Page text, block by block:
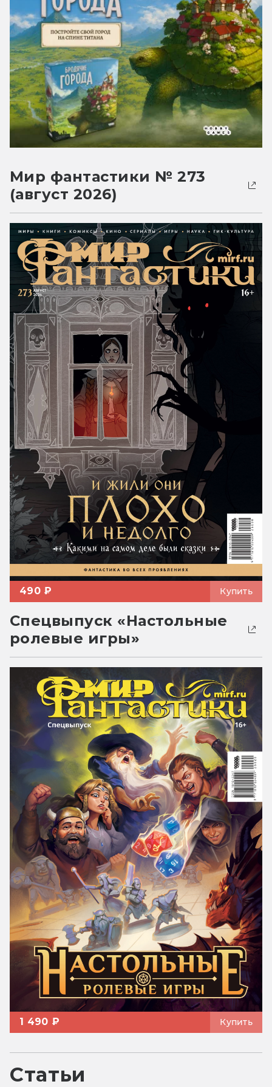
Мир фантастики № 273
(август 2026)
490 ₽ Купить
Спецвыпуск «Настольные
ролевые игры»
1 490 ₽ Купить
Статьи